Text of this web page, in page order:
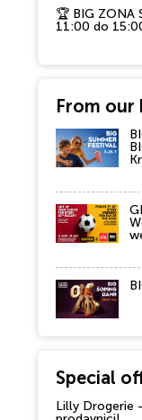
🏆 BIG ZONA
11:00 do
From our
Special
Lilly Drogerie